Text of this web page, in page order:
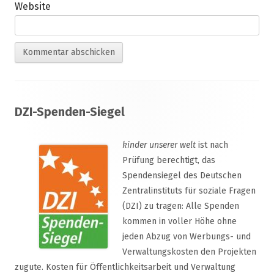
Website
Inhalt
DZI-Spenden-Siegel
kinder unserer welt ist nach
Prüfung berechtigt, das
Spendensiegel des Deutschen
Zentralinstituts für soziale Fragen
(DZI) zu tragen: Alle Spenden
kommen in voller Höhe ohne
jeden Abzug von Werbungs- und
Verwaltungskosten den Projekten
zugute. Kosten für Öffentlichkeitsarbeit und Verwaltung